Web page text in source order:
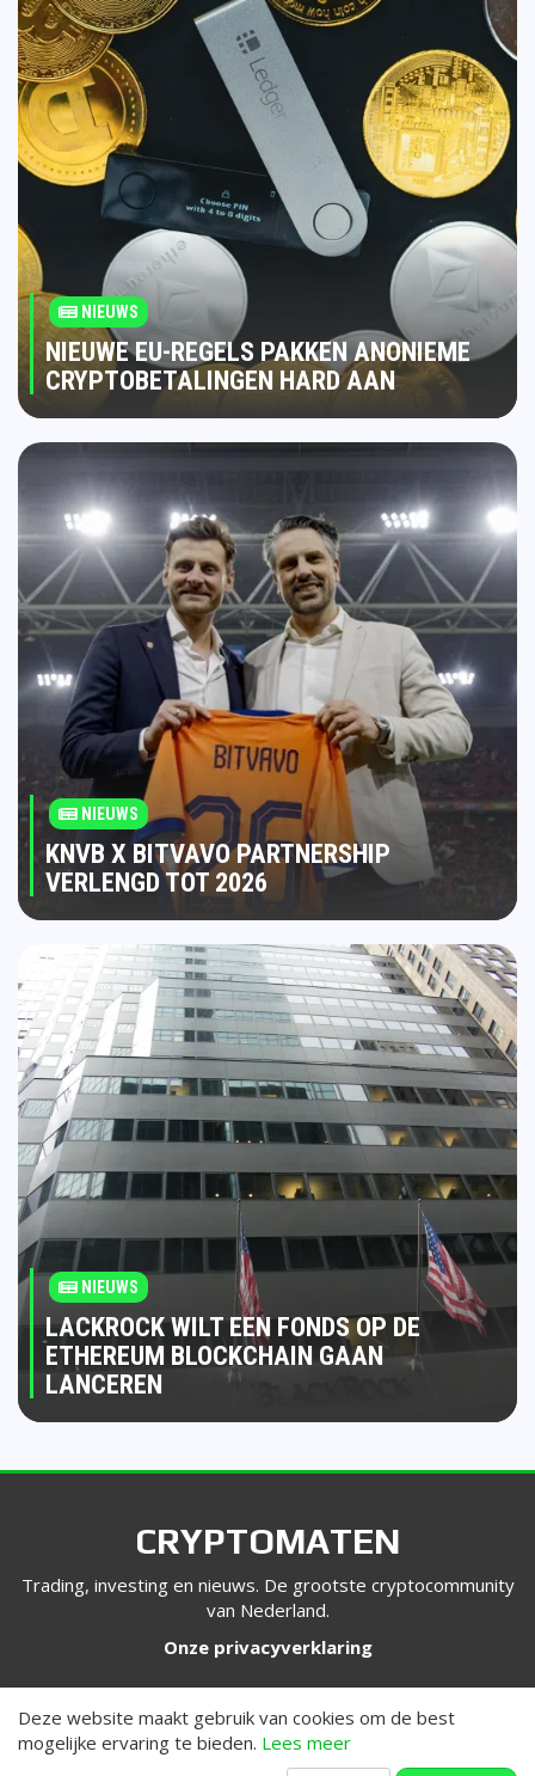
NIEUWS
NIEUWE EU-REGELS PAKKEN ANONIEME
CRYPTOBETALINGEN HARD AAN
NIEUWS
KNVB X BITVAVO PARTNERSHIP
VERLENGD TOT 2026
NIEUWS
LACKROCK WILT EEN FONDS OP DE
ETHEREUM BLOCKCHAIN GAAN
LANCEREN
CRYPTOMATEN
Trading, investing en nieuws. De grootste cryptocommunity
van Nederland.
Onze privacyverklaring
Deze website maakt gebruik van cookies om de best
mogelijke ervaring te bieden. Lees meer